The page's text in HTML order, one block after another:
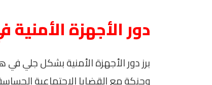
دور الأجهزة
برز دور الأجهزة الأمنية بشكل جلي
وحنكة مع القضايا الاجتماعية